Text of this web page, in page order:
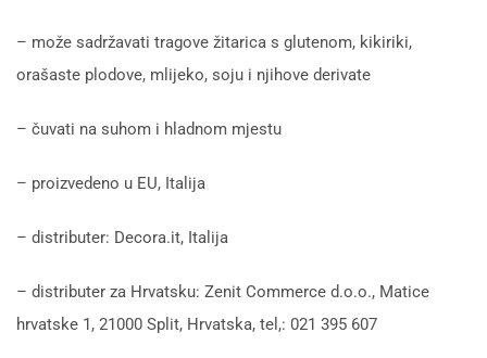
– može sadržavati tragove žitarica s glutenom, kikiriki,
orašaste plodove, mlijeko, soju i njihove derivate
– čuvati na suhom i hladnom mjestu
– proizvedeno u EU, Italija
– distributer: Decora.it, Italija
– distributer za Hrvatsku: Zenit Commerce d.o.o., Matice
hrvatske 1, 21000 Split, Hrvatska, tel,: 021 395 607